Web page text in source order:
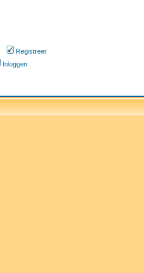
Registreer
Inloggen